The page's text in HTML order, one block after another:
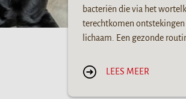
bacteriën die via het
terechtkomen
lichaam. Een gezonde
LEES MEER